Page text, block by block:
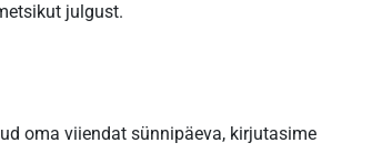
julgust.
oma viiendat sünnipäeva, kirjutasime